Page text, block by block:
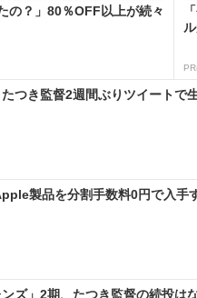
の？」80％OFF以上が続々
たつき監督2週間ぶりツイート
製品を分割手数料0円で入手
ンズ」2期、たつき監督の続投